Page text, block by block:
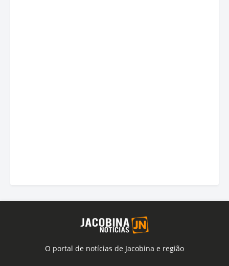
O portal de notícias de Jacobina e região